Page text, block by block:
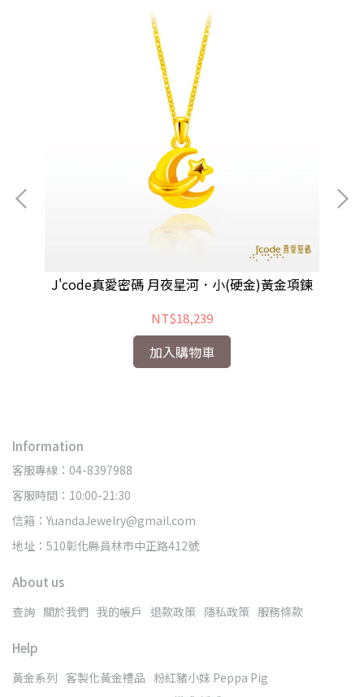
J'code真愛密碼 月夜星河．小(硬金)黃金項鍊
NT$18,239
加入購物車
Information
客服專線：04-8397988
客服時間：10:00-21:30
信箱：YuandaJewelry@gmail.com
地址：510彰化縣員林市中正路412號
About us
查詢 關於我們 我的帳戶 退款政策 隱私政策 服務條款
Help
黃金系列 客製化黃金禮品 粉紅豬小妹 Peppa Pig